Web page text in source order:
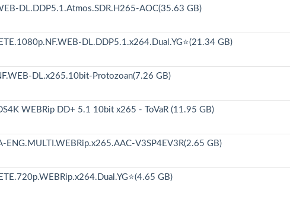
DL.DDP5.1.Atmos.SDR.H265-AOC(35.63 GB)
DL.DDP5.1.x264.Dual.YG⭐(21.34 GB)
DL.x265.10bit-Protozoan(7.26 GB)
WEBRip DD+ 5.1 10bit x265 - ToVaR (11.95 GB)
ENG.MULTI.WEBRip.x265.AAC-V3SP4EV3R(2.65 GB)
GB)